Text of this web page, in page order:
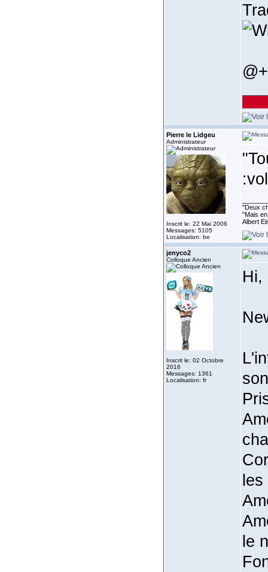
@+
Pierre le Lidgeu
Administrateur
Inscrit le: 22 Mai 2006
Messages: 5105
Localisation: be
''Deux
"Mais
Albert
jenyco2
Colloque Ancien
Inscrit le: 02 Octobre
2016
Messages: 1361
Localisation: fr
Hi,
les
le